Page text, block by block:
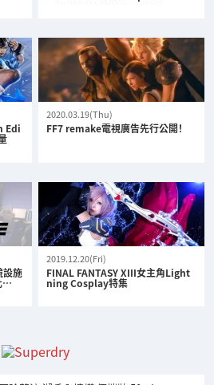
Edi
2020.03.19(Thu)
FF7 remake電視廣告先行公開！
設施
…
2019.12.20(Fri)
FINAL FANTASY XIII女主角Light
ning Cosplay特集